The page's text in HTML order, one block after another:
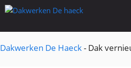
Spring
de
inhoud
Dakwerken De Haeck- Dak